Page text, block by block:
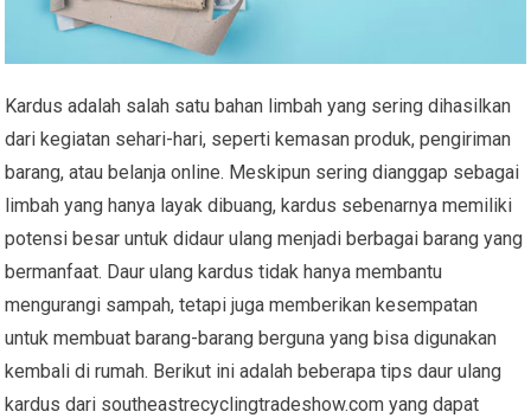
Kardus adalah salah satu bahan limbah yang sering dihasilkan
dari kegiatan sehari-hari, seperti kemasan produk, pengiriman
barang, atau belanja online. Meskipun sering dianggap sebagai
limbah yang hanya layak dibuang, kardus sebenarnya memiliki
potensi besar untuk didaur ulang menjadi berbagai barang yang
bermanfaat. Daur ulang kardus tidak hanya membantu
mengurangi sampah, tetapi juga memberikan kesempatan
untuk membuat barang-barang berguna yang bisa digunakan
kembali di rumah. Berikut ini adalah beberapa tips daur ulang
kardus dari southeastrecyclingtradeshow.com yang dapat